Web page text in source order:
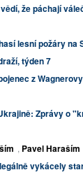
že páchají
lesní požáry na
týden 7
z
Zprávy o
, Pavel Haraším
vykácely